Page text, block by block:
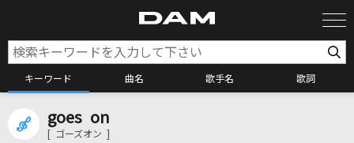
キーワード 曲名 歌手名 歌詞
goes on
[ ゴーズオン ]